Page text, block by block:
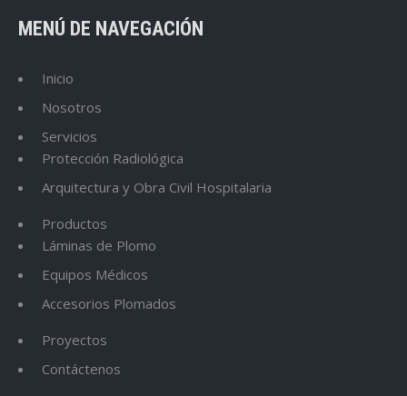
MENÚ DE NAVEGACIÓN
Inicio
Nosotros
Servicios
Protección Radiológica
Arquitectura y Obra Civil Hospitalaria
Productos
Láminas de Plomo
Equipos Médicos
Accesorios Plomados
Proyectos
Contáctenos